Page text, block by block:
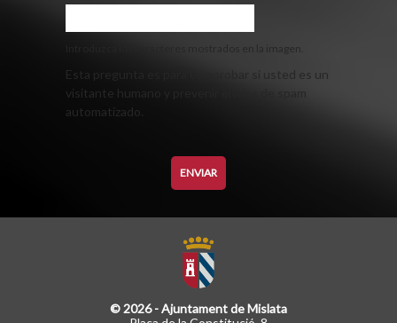
Introduzca los caracteres mostrados en la imagen.
Esta pregunta es para comprobar si usted es un
visitante humano y prevenir envíos de spam
automatizado.
© 2026 - Ajuntament de Mislata